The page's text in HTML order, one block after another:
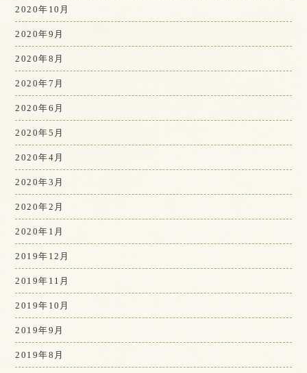
2020年10月
2020年9月
2020年8月
2020年7月
2020年6月
2020年5月
2020年4月
2020年3月
2020年2月
2020年1月
2019年12月
2019年11月
2019年10月
2019年9月
2019年8月